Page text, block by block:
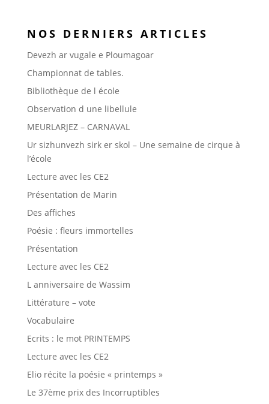
NOS DERNIERS ARTICLES
Devezh ar vugale e Ploumagoar
Championnat de tables.
Bibliothèque de l école
Observation d une libellule
MEURLARJEZ – CARNAVAL
Ur sizhunvezh sirk er skol – Une semaine de cirque à
l’école
Lecture avec les CE2
Présentation de Marin
Des affiches
Poésie : fleurs immortelles
Présentation
Lecture avec les CE2
L anniversaire de Wassim
Littérature – vote
Vocabulaire
Ecrits : le mot PRINTEMPS
Lecture avec les CE2
Elio récite la poésie « printemps »
Le 37ème prix des Incorruptibles